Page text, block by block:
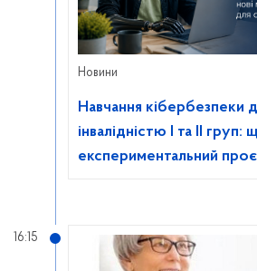
Новини
Навчання кібербезпеки
інвалідністю I та II
експериментальний
16:15